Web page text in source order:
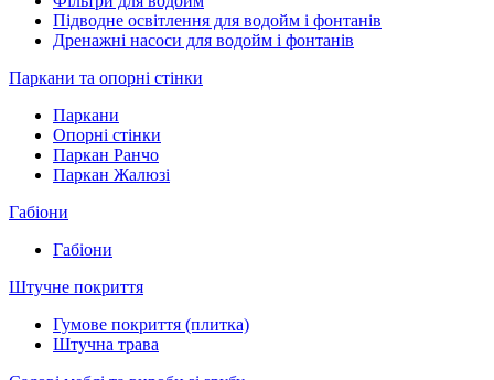
Підводне освітлення для водойм і фонтанів
Дренажні насоси для водойм і фонтанів
Паркани та опорні стінки
Паркани
Опорні стінки
Паркан Ранчо
Паркан Жалюзі
Габіони
Габіони
Штучне покриття
Гумове покриття (плитка)
Штучна трава